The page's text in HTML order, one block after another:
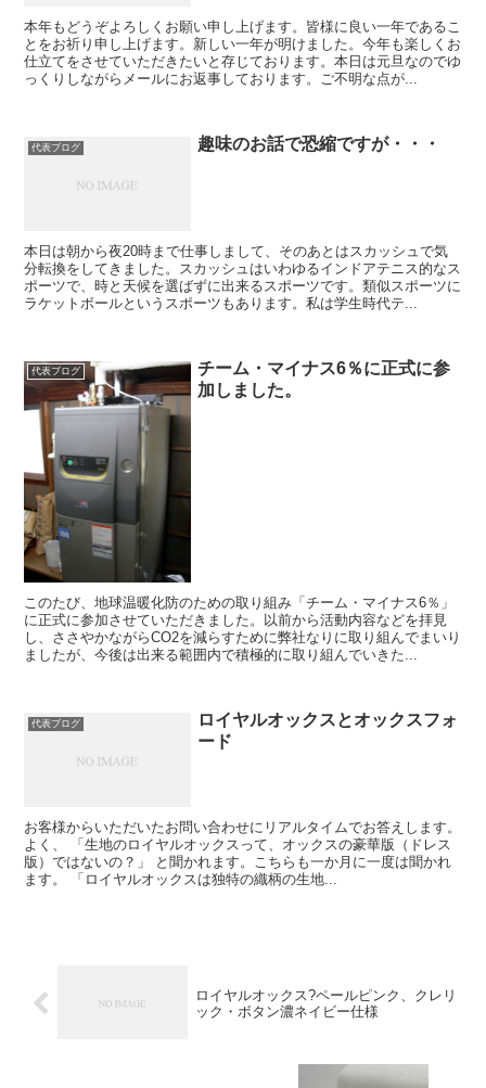
本年もどうぞよろしくお願い申し上げます。皆様に良い一年であるこ
とをお祈り申し上げます。新しい一年が明けました。今年も楽しくお
仕立てをさせていただきたいと存じております。本日は元旦なのでゆ
っくりしながらメールにお返事しております。ご不明な点が...
代表ブログ 趣味のお話で恐縮ですが・・・
本日は朝から夜20時まで仕事しまして、そのあとはスカッシュで気
分転換をしてきました。スカッシュはいわゆるインドアテニス的なス
ポーツで、時と天候を選ばずに出来るスポーツです。類似スポーツに
ラケットボールというスポーツもあります。私は学生時代テ...
代表ブログ
チーム・マイナス6％に正式に参
加しました。
このたび、地球温暖化防のための取り組み「チーム・マイナス6％」
に正式に参加させていただきました。以前から活動内容などを拝見
し、ささやかながらCO2を減らすために弊社なりに取り組んでまいり
ましたが、今後は出来る範囲内で積極的に取り組んでいきた...
代表ブログ
ロイヤルオックスとオックスフォ
ード
お客様からいただいたお問い合わせにリアルタイムでお答えします。
よく、 「生地のロイヤルオックスって、オックスの豪華版（ドレス
版）ではないの？」 と聞かれます。こちらも一か月に一度は聞かれ
ます。 「ロイヤルオックスは独特の織柄の生地...
ロイヤルオックス?ペールピンク、クレリ
ック・ボタン濃ネイビー仕様